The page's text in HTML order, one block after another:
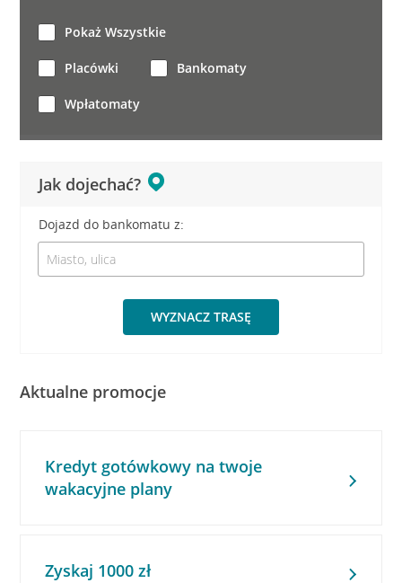
Jak dojechać?
Dojazd do bankomatu z:
WYZNACZ TRASĘ
Pokaż Wszystkie
Placówki Bankomaty
Wpłatomaty
Aktualne promocje
Kredyt gotówkowy na twoje
wakacyjne plany
Zyskaj 1000 zł